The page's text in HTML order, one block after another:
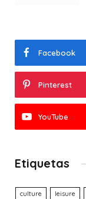
Facebook
Pinterest
YouTube
Etiquetas
culture leisure